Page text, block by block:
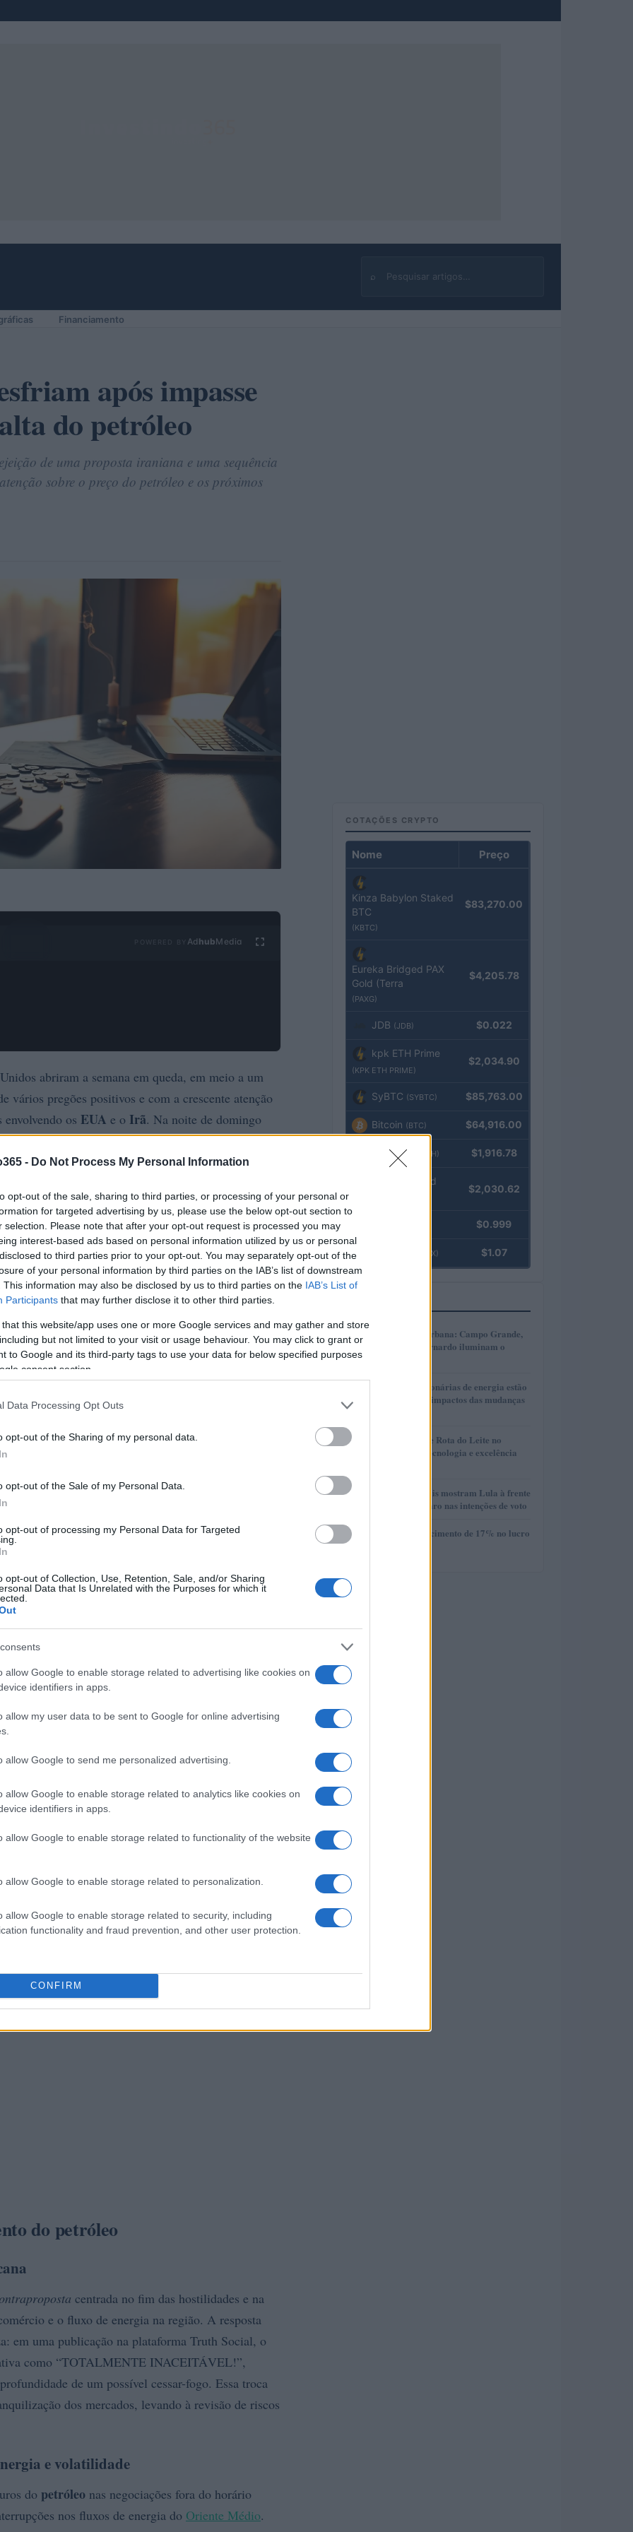
- Do Not Process My Personal Information
opt-out of the sale, sharing to third parties, or processing of your personal or
for targeted advertising by us, please use the below opt-out section to
selection. Please note that after your opt-out request is processed you may
interest-based ads based on personal information utilized by us or personal
to third parties prior to your opt-out. You may separately opt-out of the
of your personal information by third parties on the IAB’s list of downstream
This information may also be disclosed by us to third parties on the IAB’s List of
Participants that may further disclose it to other third parties.
that this website/app uses one or more Google services and may gather and store
but not limited to your visit or usage behaviour. You may click to grant or
to Google and its third-party tags to use your data for below specified purposes
consent section.
Data Processing Opt Outs
opt-out of the Sharing of my personal data.
opt-out of the Sale of my Personal Data.
opt-out of processing my Personal Data for Targeted
opt-out of Collection, Use, Retention, Sale, and/or Sharing
Data that Is Unrelated with the Purposes for which it
allow Google to enable storage related to advertising like cookies on
identifiers in apps.
allow my user data to be sent to Google for online advertising
allow Google to send me personalized advertising.
allow Google to enable storage related to analytics like cookies on
identifiers in apps.
allow Google to enable storage related to functionality of the website
allow Google to enable storage related to personalization.
allow Google to enable storage related to security, including
functionality and fraud prevention, and other user protection.
CONFIRM
⌕
Buscar
Financiamento
após impasse
do petróleo
de uma proposta iraniana e uma sequência
sobre o preço do petróleo e os próximos
Ad hubMedia
abriram a semana em queda, em meio a um
vários pregões positivos e com a crescente atenção
os EUA e o Irã. Na noite de domingo
próximo a 0,3%, enquanto os contratos atrelados
de 0,2%. Esse ajuste acontece depois de semanas
para índices-chave e avanços relevantes no setor
ganhos substanciais nos últimos pregões, com o
positiva que chamou a atenção do mercado. Por
cautela. Além disso, o mercado segue de
de balanços, que podem redefinir expectativas
ativos
as principais praças fechavam em alta em
feira (6) oNasdaqe o
tanto pela perspectiva de um acordo diplomático
de tecnologia e semicondutores tiveram
registrando ganhos de dois dígitos em dias de
um sentimento mais otimista, mas também
de lucros.
continuou a influenciar a rotação setorial: ganhos
às altas recentes, mas os investidores
políticas — incluindo menções a iniciativas
pano de fundo que amplifica a sensibilidade do
possíveis interrupções na oferta.
do petróleo
centrada no fim das hostilidades e na
e o fluxo de energia na região. A resposta
em uma publicação na plataforma Truth Social, o
como “TOTALMENTE INACEITÁVEL!”,
de um possível cessar-fogo. Essa troca
dos mercados, levando à revisão de riscos
e volatilidade
do petróleo nas negociações fora do horário
nos fluxos de energia do Oriente Médio.
COTAÇÕES CRYPTO
Nome Preço
Kinza Babylon Staked
BTC
(KBTC)
$83,270.00
Eureka Bridged PAX
Gold (Terra
(PAXG)
$4,205.78
JDB (JDB) $0.022
kpk ETH Prime
(KPK ETH PRIME)
$2,034.90
SyBTC (SYBTC) $85,763.00
Bitcoin (BTC) $64,916.00
Ethereum (ETH) $1,916.78
kpk ETH Yield
$2,030.62
$0.999
(USDEX) $1.07
1
Transformação urbana: Campo Grande,
Cáceres e São Bernardo iluminam o
futuro
2
Como as concessionárias de energia estão
se adaptando aos impactos das mudanças
3
Torneio Leiteiro e Rota do Leite no
Agroleite 2026: tecnologia e excelência
4
Pesquisas eleitorais mostram Lula à frente
de Flávio Bolsonaro nas intenções de voto
5
Vivo divulga crescimento de 17% no lucro